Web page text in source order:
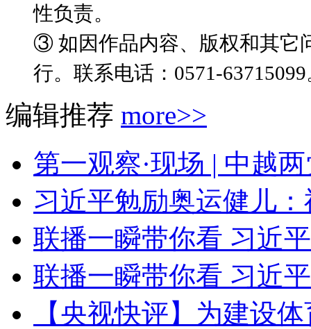
性负责。
③ 如因作品内容、版权和其它
行。联系电话：0571-63715099
编辑推荐 more>>
第一观察·现场 | 中越
习近平勉励奥运健儿
联播一瞬带你看 习近
联播一瞬带你看 习近
【央视快评】为建设